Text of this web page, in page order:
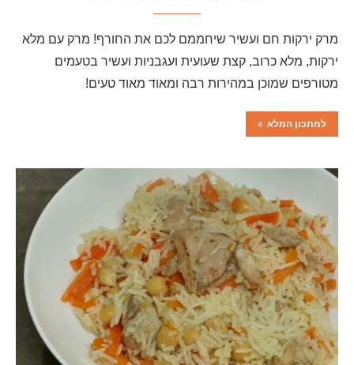
מרק ירקות חם ועשיר שיחממם לכם את החורף! מרק עם מלא
ירקות, מלא כרוב, קצת שעועית ועגבניות ועשיר בטעמים
מטורפים שמוכן במהירות רבה ומאוד מאוד טעים!
למתכון המלא